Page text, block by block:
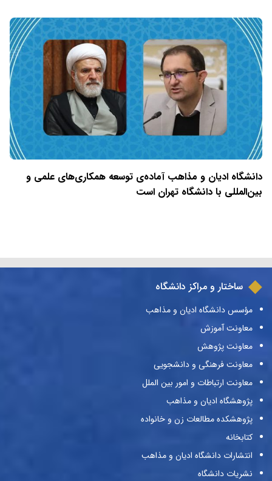
دانشگاه ادیان و مذاهب آماده‌ی توسعه همکاری‌های علمی و
بین‌المللی با دانشگاه تهران است
ساختار و مراکز دانشگاه
مؤسس دانشگاه ادیان و مذاهب
معاونت آموزش
معاونت پژوهش
معاونت فرهنگی و دانشجویی
معاونت ارتباطات و امور بین الملل
پژوهشگاه ادیان و مذاهب
پژوهشکده مطالعات زن و خانواده
کتابخانه
انتشارات دانشگاه ادیان و مذاهب
نشریات دانشگاه